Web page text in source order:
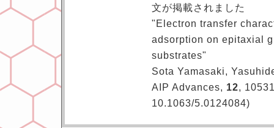
文が掲載されました
"Electron transfer
adsorption on epitaxial
substrates"
Sota Yamasaki,
AIP Advances, 12,
10.1063/5.0124084)